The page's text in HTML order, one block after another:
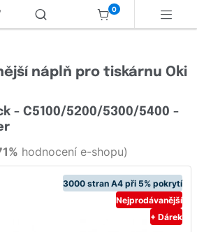
0
náplň pro tiskárnu Oki
3000 stran A4 při 5% pokrytí
Nejprodávanější
+ Dárek
- C5100/5200/5300/5400 -
hodnocení e-shopu)